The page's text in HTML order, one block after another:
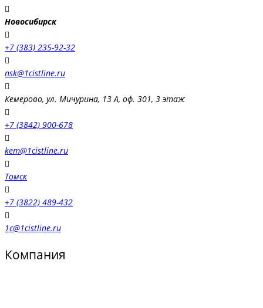
Новосибирск
+7 (383) 235-92-32
nsk@1cistline.ru
Кемерово, ул. Мичурина, 13 А, оф. 301, 3 этаж
+7 (3842) 900-678
kem@1cistline.ru
Томск
+7 (3822) 489-432
1c@1cistline.ru
Компания